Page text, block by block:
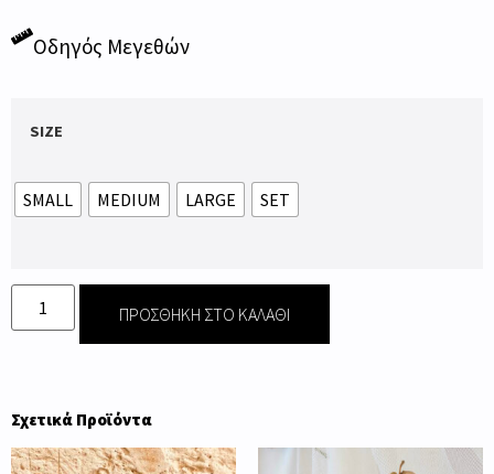
Οδηγός Μεγεθών
SIZE
SMALL MEDIUM LARGE SET
ΠΡΟΣΘΉΚΗ ΣΤΟ ΚΑΛΆΘΙ
Σχετικά Προϊόντα